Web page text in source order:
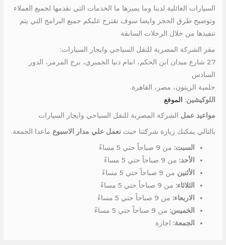
السيارات العائلية لدينا وما يميزها ما الخدمات التي نقدمها لجميع العملاء
وتوضيح طرق الحجز وايضا سوف نقترح عليكم جميع البرامج التي يتم
تنفيذها من خلال الرحلات السابقة
مقر الشركة المصرية للنقل السياحي وايجار السيارات:
27 شارع ميدان ابن الحكم، امام دنيا الجمبري، برج المرمر، الدور
السادس
حلمية الزيتون، مصر، القاهرة.
اللوكيشين: الموقع
مواعيد عمل الشركة المصرية للنقل السياحي وايجار السيارات
بالتالي يمكنك زيارة شركتنا حيثنعمل علي مدار الاسبوع ماعدا الجمعة.
السبت: من 9 صباحاً حتي 5 مساءً
الأحد: من 9 صباحاً حتي 5 مساءً
الأثنين من 9 صباحاً حتي 5 مساءً
الثلاثاء: من 9 صباحاً حتي 5 مساءً
الاربعاء: من 9 صباحاً حتي 5 مساءً
الخميس: من 9 صباحاً حتي 5 مساءً
الجمعة: اجازة